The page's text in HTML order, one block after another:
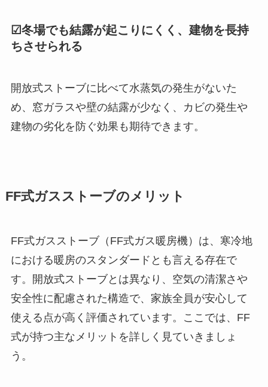
☑冬場でも結露が起こりにくく、建物を長持
ちさせられる
開放式ストーブに比べて水蒸気の発生がないた
め、窓ガラスや壁の結露が少なく、カビの発生や
建物の劣化を防ぐ効果も期待できます。
FF式ガスストーブのメリット
FF式ガスストーブ（FF式ガス暖房機）は、寒冷地
における暖房のスタンダードとも言える存在で
す。開放式ストーブとは異なり、空気の清潔さや
安全性に配慮された構造で、家族全員が安心して
使える点が高く評価されています。ここでは、FF
式が持つ主なメリットを詳しく見ていきましょ
う。